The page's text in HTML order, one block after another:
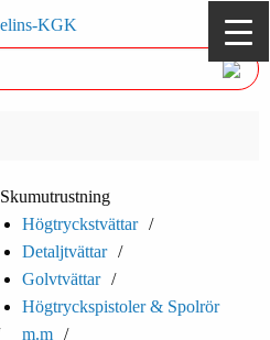
Skumutrustning
Högtryckstvättar
Detaljtvättar
Golvtvättar
Högtryckspistoler & Spolrör
m.m